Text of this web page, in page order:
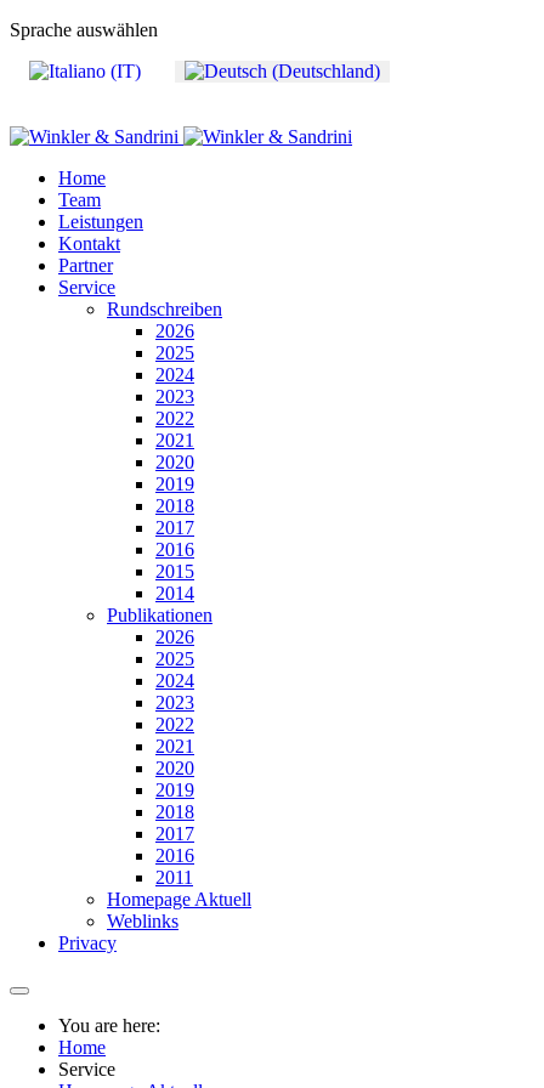
Sprache auswählen
Home
Team
Leistungen
Kontakt
Partner
Service
Rundschreiben
2026
2025
2024
2023
2022
2021
2020
2019
2018
2017
2016
2015
2014
Publikationen
2026
2025
2024
2023
2022
2021
2020
2019
2018
2017
2016
2011
Homepage Aktuell
Weblinks
Privacy
You are here:
Home
Service